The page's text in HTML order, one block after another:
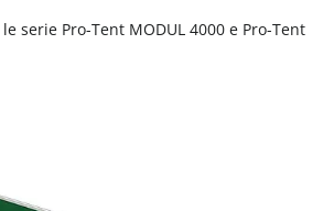
serie Pro-Tent MODUL 4000 e Pro-Tent